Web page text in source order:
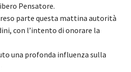
Pensatore.
parte questa mattina autorità
con l’intento di onorare la
una profonda influenza sulla